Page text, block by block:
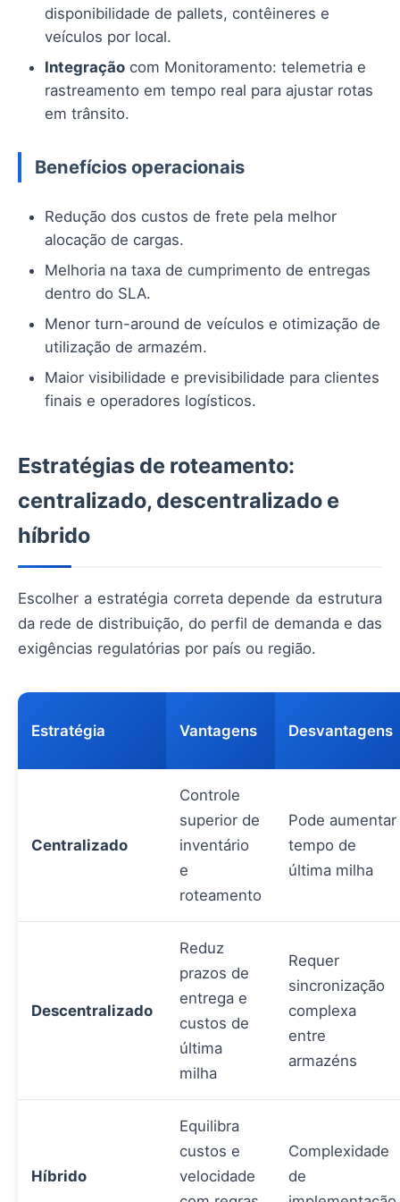
disponibilidade de pallets, contêineres e
veículos por local.
Integração com Monitoramento: telemetria e
rastreamento em tempo real para ajustar rotas
em trânsito.
Benefícios operacionais
Redução dos custos de frete pela melhor
alocação de cargas.
Melhoria na taxa de cumprimento de entregas
dentro do SLA.
Menor turn-around de veículos e otimização de
utilização de armazém.
Maior visibilidade e previsibilidade para clientes
finais e operadores logísticos.
Estratégias de roteamento:
centralizado, descentralizado e
híbrido
Escolher a estratégia correta depende da estrutura
da rede de distribuição, do perfil de demanda e das
exigências regulatórias por país ou região.
Estratégia Vantagens Desvantagens
Centralizado
Controle
superior de
inventário
e
roteamento
Pode aumentar
tempo de
última milha
Descentralizado
Reduz
prazos de
entrega e
custos de
última
milha
Requer
sincronização
complexa
entre
armazéns
Híbrido
Equilibra
custos e
velocidade
Complexidade
de